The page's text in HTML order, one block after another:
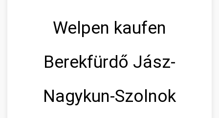
Welpen kaufen
Berekfürdő Jász-
Nagykun-Szolnok